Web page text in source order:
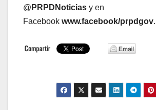
@ PRPDNoticias y en
Facebook www.facebook/prpdgov.